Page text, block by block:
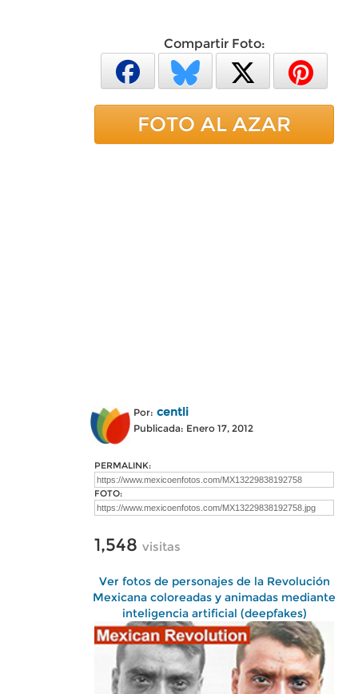
Compartir Foto:
FOTO AL AZAR
Por: centli
Publicada: Enero 17, 2012
PERMALINK:
FOTO:
1,548 visitas
Ver fotos de personajes de la Revolución
Mexicana coloreadas y animadas mediante
inteligencia artificial (deepfakes)